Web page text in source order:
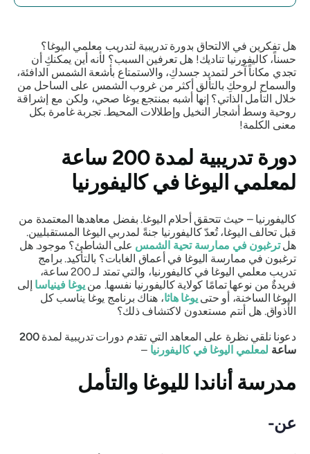
هل تفكرين في الالتحاق بدورة تدريبية لتدريب معلمي اليوغا؟
حسناً، كاليفورنيا تناديك! هل تعرفين السبب؟ لأنه أين يمكنكِ أن
تجدي مكاناً آخر لتمديد جسدكِ، والاستمتاع بأشعة الشمس الدافئة،
والسماح لروحكِ بالتألق أكثر من غروب الشمس على الساحل من
خلال التأمل الذاتي؟ إنها أشبه بمنتجع يوغا صحي، ولكن مع إشراقة
روحية وسط أشجار النخيل وإطلالات المحيط. تجربة غامرة بكل
معنى الكلمة!
دورة تدريبية لمدة 200 ساعة
لمعلمي اليوغا في كاليفورنيا
كاليفورنيا – حيث تتحقق أحلام اليوغا. بفضل معاهدها المعتمدة من
قبل تحالف اليوغا، تُعدّ كاليفورنيا جنةً لمدربي اليوغا المستقبليين.
هل ترغبون في ممارسة تحية الشمسعلى الشاطئ؟ موجود. هل
ترغبون في ممارسة اليوغا في أعماق الغابات؟ بالتأكيد. برامج
تدريب معلمي اليوغا في كاليفورنيا، والتي تمتد لـ 200 ساعة،
فريدةٌ من نوعها تمامًا كولاية كاليفورنيا نفسها. منيوغا فينياساإلى
اليوغا الساخنة، أو حتى يوغا هاثا، هناك برنامج يوغا يناسب كل
الأذواق. هل أنتم مستعدون لاكتشاف ذلك؟
دعونا نلقي نظرة على المعاهد التي تقدم دورات تدريبية لمدة200
ساعةلمعلمي اليوغا في كاليفورنيا–
مدرسة أناندا لليوغا والتأمل
عن-